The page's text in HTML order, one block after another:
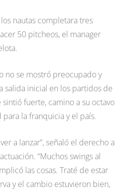
nautas completara tres
50 pitcheos, el manager
no se mostró preocupado y
salida inicial en los partidos de
fuerte, camino a su octavo
para la franquicia y el país.
a lanzar”, señaló el derecho a
“Muchos swings al
las cosas. Traté de estar
y el cambio estuvieron bien,